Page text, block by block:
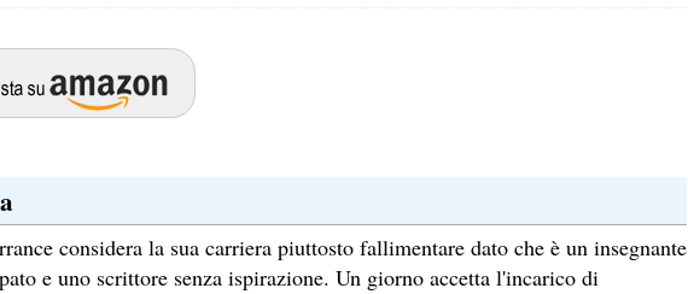
considera la sua carriera piuttosto fallimentare dato che è un insegnante
e uno scrittore senza ispirazione. Un giorno accetta l'incarico di